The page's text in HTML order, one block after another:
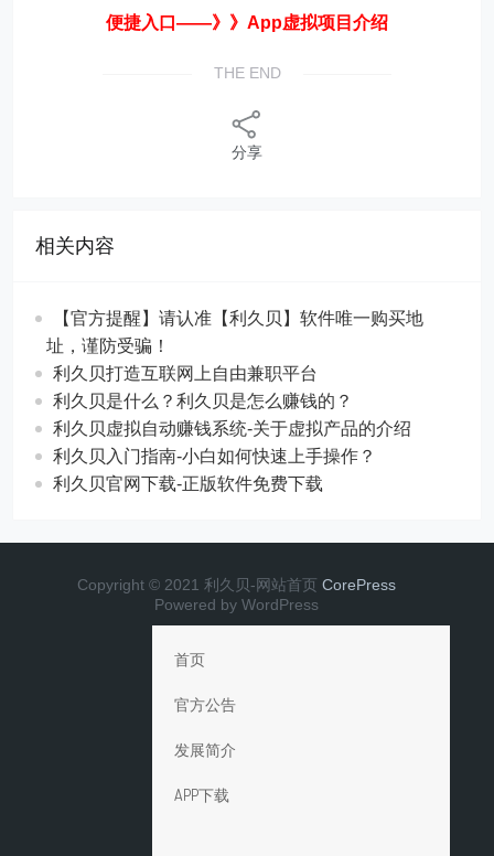
便捷入口——》》App虚拟项目介绍
THE END
分享
相关内容
【官方提醒】请认准【利久贝】软件唯一购买地
址，谨防受骗！
利久贝打造互联网上自由兼职平台
利久贝是什么？利久贝是怎么赚钱的？
利久贝虚拟自动赚钱系统-关于虚拟产品的介绍
利久贝入门指南-小白如何快速上手操作？
利久贝官网下载-正版软件免费下载
Copyright © 2021 利久贝-网站首页 CorePress
Powered by WordPress
首页
官方公告
发展简介
APP下载